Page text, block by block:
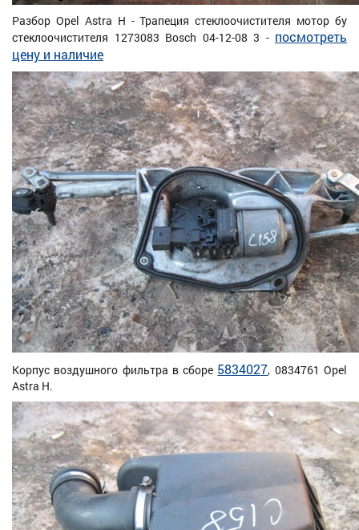
Разбор Opel Astra H - Трапеция стеклоочистителя мотор бу
стеклоочистителя 1273083 Bosch 04-12-08 3 - посмотреть
цену и наличие
Корпус воздушного фильтра в сборе 5834027, 0834761 Opel
Astra H.